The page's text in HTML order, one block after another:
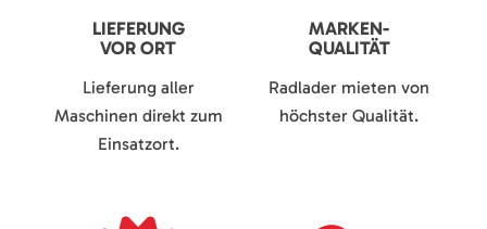
LIEFERUNG
VOR ORT
Lieferung aller
Maschinen direkt zum
Einsatzort.
MARKEN-
QUALITÄT
Radlader mieten von
höchster Qualität.